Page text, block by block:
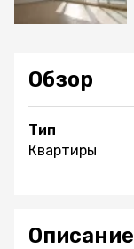
Обзор
Тип
Квартиры
Описание